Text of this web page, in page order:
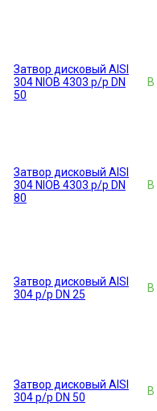
Затвор дисковый AISI
304 NIOB 4303 р/р DN
50
Затвор дисковый AISI
304 NIOB 4303 р/р DN
80
Затвор дисковый AISI
304 р/р DN 25
Затвор дисковый AISI
304 р/р DN 50